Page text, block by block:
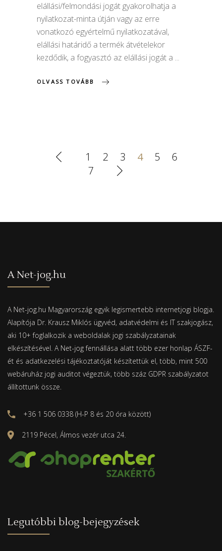
elállási/felmondási jogát gyakorolhatja a
nyilatkozat-minta útján vagy az erre
vonatkozó egyértelmű nyilatkozatával,
elállási határidő a termék átvételekor
kezdődik, a fogyasztó az elállási jogát a
OLVASS TOVÁBB
1 2 3 4 5
6
7
A Net-jog.hu
A Net-jog.hu Magyarország egyik legismertebb internetjogi blogja.
Alapítója Dr. Krausz Miklós ügyvéd, adatvédelmi és IT szakjogász,
aki 10+ foglalkozik a weboldalak jogi szabályzatainak
elkészítésével. A Net-jog fennállása alatt több ezer honlap ÁSZF-
ét és adatkezelési tájékoztatóját készítettük el, több, mint 500
webáruház jogi auditot végeztük, több száz GDPR szabályzatot
állítottunk össze.
+36 1 506 0338 (H-P 8 és 20 óra között)
2119 Pécel, Álmos vezér utca 24.
Legutóbbi blog-bejegyzések